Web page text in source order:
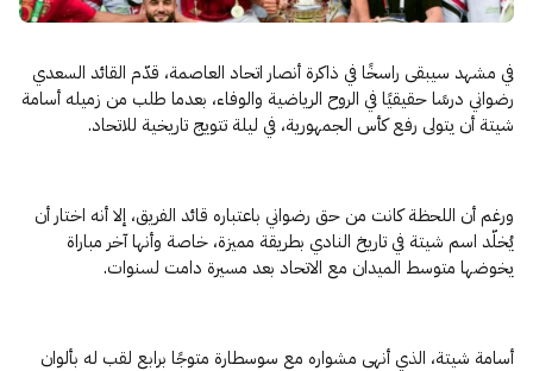
في مشهد سيبقى راسخًا في ذاكرة أنصار اتحاد العاصمة، قدّم القائد السعدي
رضواني درسًا حقيقيًا في الروح الرياضية والوفاء، بعدما طلب من زميله أسامة
شيتة أن يتولى رفع كأس الجمهورية، في ليلة تتويج تاريخية للاتحاد.
ورغم أن اللحظة كانت من حق رضواني باعتباره قائد الفريق، إلا أنه اختار أن
يُخلّد اسم شيتة في تاريخ النادي بطريقة مميزة، خاصة وأنها آخر مباراة
يخوضها متوسط الميدان مع الاتحاد بعد مسيرة دامت لسنوات.
أسامة شيتة، الذي أنهى مشواره مع سوسطارة متوجًا برابع لقب له بألوان